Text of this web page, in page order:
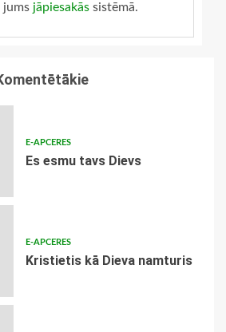
jums jāpiesakās sistēmā.
E-APCERES
Es esmu tavs Dievs
E-APCERES
Kristietis kā Dieva namturis